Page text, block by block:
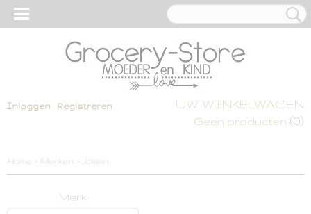
Inloggen Registreren UW WINKELWAGEN
Geen producten (0)
Home > Merken > Jollein
Merk